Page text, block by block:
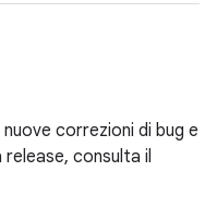
correzioni di bug e
consulta il